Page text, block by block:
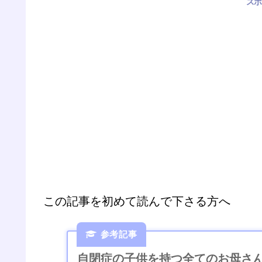
この記事を初めて読んで下さる方へ
自閉症の子供を持つ全てのお母さ